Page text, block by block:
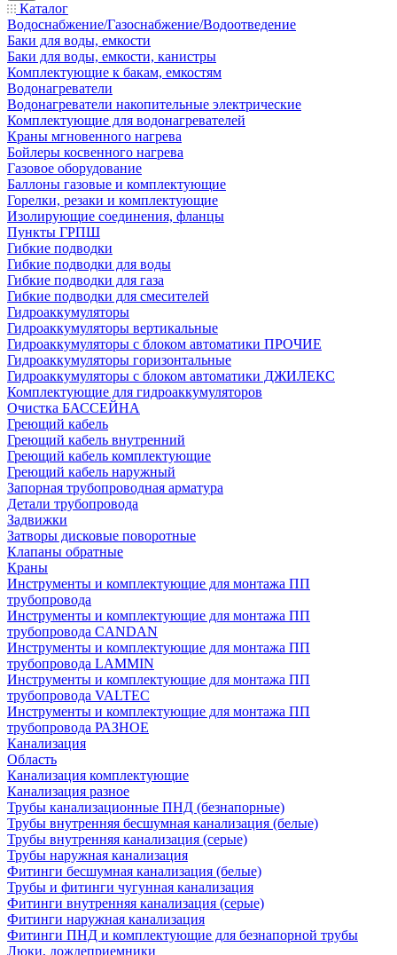
Каталог
Водоснабжение/Газоснабжение/Водоотведение
Баки для воды, емкости
Баки для воды, емкости, канистры
Комплектующие к бакам, емкостям
Водонагреватели
Водонагреватели накопительные электрические
Комплектующие для водонагревателей
Краны мгновенного нагрева
Бойлеры косвенного нагрева
Газовое оборудование
Баллоны газовые и комплектующие
Горелки, резаки и комплектующие
Изолирующие соединения, фланцы
Пункты ГРПШ
Гибкие подводки
Гибкие подводки для воды
Гибкие подводки для газа
Гибкие подводки для смесителей
Гидроаккумуляторы
Гидроаккумуляторы вертикальные
Гидроаккумуляторы с блоком автоматики ПРОЧИЕ
Гидроаккумуляторы горизонтальные
Гидроаккумуляторы с блоком автоматики ДЖИЛЕКС
Комплектующие для гидроаккумуляторов
Очистка БАССЕЙНА
Греющий кабель
Греющий кабель внутренний
Греющий кабель комплектующие
Греющий кабель наружный
Запорная трубопроводная арматура
Детали трубопровода
Задвижки
Затворы дисковые поворотные
Клапаны обратные
Краны
Инструменты и комплектующие для монтажа ПП
трубопровода
Инструменты и комплектующие для монтажа ПП
трубопровода CANDAN
Инструменты и комплектующие для монтажа ПП
трубопровода LAMMIN
Инструменты и комплектующие для монтажа ПП
трубопровода VALTEC
Инструменты и комплектующие для монтажа ПП
трубопровода РАЗНОЕ
Канализация
Область
Канализация комплектующие
Канализация разное
Трубы канализационные ПНД (безнапорные)
Трубы внутренняя бесшумная канализация (белые)
Трубы внутренняя канализация (серые)
Трубы наружная канализация
Фитинги бесшумная канализация (белые)
Трубы и фитинги чугунная канализация
Фитинги внутренняя канализация (серые)
Фитинги наружная канализация
Фитинги ПНД и комплектующие для безнапорной трубы
Люки, дождеприемники